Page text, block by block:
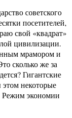
советского
посетителей,
свой «квадрат»
цивилизации.
мрамором и
сколько же за
Гигантские
некоторые
Режим экономии